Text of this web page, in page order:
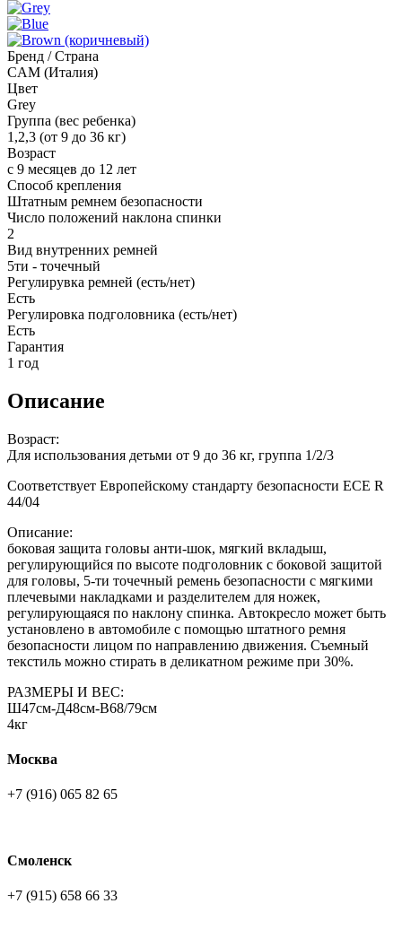
Бренд / Страна
CAM (Италия)
Цвет
Grey
Группа (вес ребенка)
1,2,3 (от 9 до 36 кг)
Возраст
с 9 месяцев до 12 лет
Способ крепления
Штатным ремнем безопасности
Число положений наклона спинки
2
Вид внутренних ремней
5ти - точечный
Регулирувка ремней (есть/нет)
Есть
Регулировка подголовника (есть/нет)
Есть
Гарантия
1 год
Описание
Возраст:
Для использования детьми от 9 до 36 кг, группа 1/2/3
Соответствует Европейскому стандарту безопасности ECE R
44/04
Описание:
боковая защита головы анти-шок, мягкий вкладыш,
регулирующийся по высоте подголовник с боковой защитой
для головы, 5-ти точечный ремень безопасности с мягкими
плечевыми накладками и разделителем для ножек,
регулирующаяся по наклону спинка. Автокресло может быть
установлено в автомобиле с помощью штатного ремня
безопасности лицом по направлению движения. Съемный
текстиль можно стирать в деликатном режиме при 30%.
РАЗМЕРЫ И ВЕС:
Ш47см-Д48см-В68/79см
4кг
Москва
+7 (916) 065 82 65
Смоленск
+7 (915) 658 66 33